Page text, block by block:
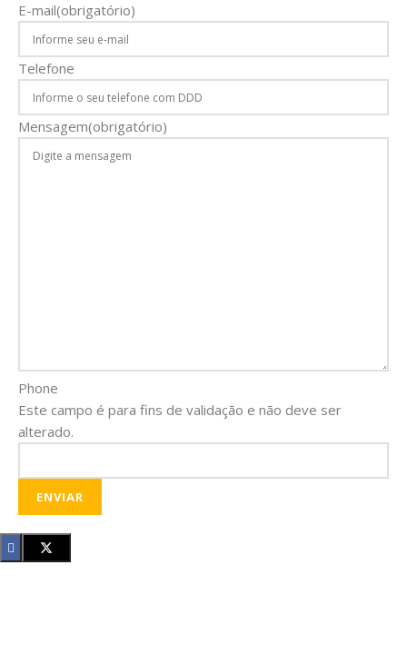
E-mail(obrigatório)
Telefone
Mensagem(obrigatório)
Phone
Este campo é para fins de validação e não deve ser
alterado.